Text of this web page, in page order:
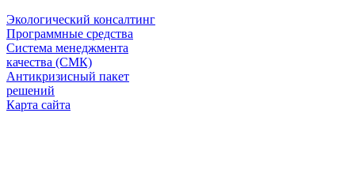
Экологический консалтинг
Программные средства
Система менеджмента
качества (СМК)
Антикризисный пакет
решений
Карта сайта